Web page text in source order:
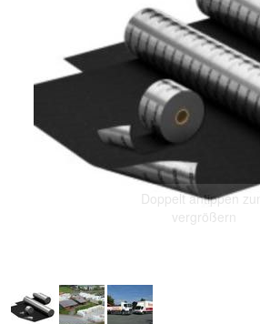
Doppelt antippen
vergrößern